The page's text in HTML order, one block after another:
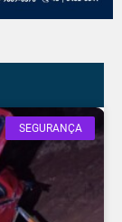
SEGURANÇA